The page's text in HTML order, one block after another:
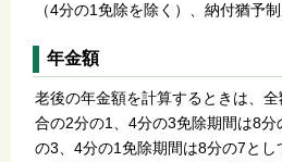
（4分の1免除を除く）、納付猶予
年金額
老後の年金額を計算するときは、
合の2分の1、4分の3免除期間は8
の3、4分の1免除期間は8分の7とし